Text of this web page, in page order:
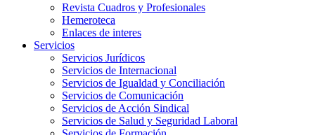
Revista Cuadros y Profesionales
Hemeroteca
Enlaces de interes
Servicios
Servicios Jurídicos
Servicios de Internacional
Servicios de Igualdad y Conciliación
Servicios de Comunicación
Servicios de Acción Sindical
Servicios de Salud y Seguridad Laboral